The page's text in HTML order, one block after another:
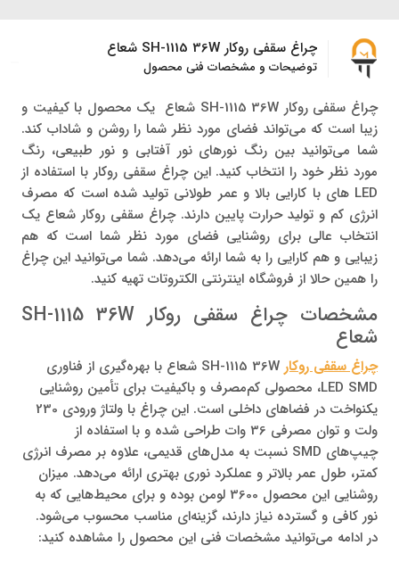
چراغ سقفی روکار SH-1115 36W شعاع
توضیحات و مشخصات فنی محصول
چراغ سقفی روکار SH-1115 36W شعاع یک محصول با کیفیت و
زیبا است که می‌تواند فضای مورد نظر شما را روشن و شاداب کند.
شما می‌توانید بین رنگ نورهای نور آفتابی و نور طبیعی، رنگ
مورد نظر خود را انتخاب کنید. این چراغ سقفی روکار با استفاده از
LED های با کارایی بالا و عمر طولانی تولید شده است که مصرف
انرژی کم و تولید حرارت پایین دارند. چراغ سقفی روکار شعاع یک
انتخاب عالی برای روشنایی فضای مورد نظر شما است که هم
زیبایی و هم کارایی را به شما ارائه می‌دهد. شما می‌توانید این چراغ
را همین حالا از فروشگاه اینترنتی الکتروتات تهیه کنید.
مشخصات چراغ سقفی روکار SH-1115 36W
شعاع
چراغ سقفی روکار
SH-1115 36W شعاع با بهره‌گیری از فناوری
LED SMD، محصولی کم‌مصرف و باکیفیت برای تأمین روشنایی
یکنواخت در فضاهای داخلی است. این چراغ با ولتاژ ورودی 230
ولت و توان مصرفی 36 وات طراحی شده و با استفاده از
چیپ‌های SMD نسبت به مدل‌های قدیمی، علاوه بر مصرف انرژی
کمتر، طول عمر بالاتر و عملکرد نوری بهتری ارائه می‌دهد. میزان
روشنایی این محصول 3600 لومن بوده و برای محیط‌هایی که به
نور کافی و گسترده نیاز دارند، گزینه‌ای مناسب محسوب می‌شود.
در ادامه می‌توانید مشخصات فنی این محصول را مشاهده کنید: